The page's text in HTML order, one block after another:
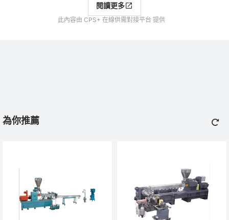
閱讀更多
此內容由 CPS+ 在線供需對接平台 提供
為你推薦